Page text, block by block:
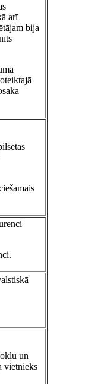
arī
bija
un
vietnieks